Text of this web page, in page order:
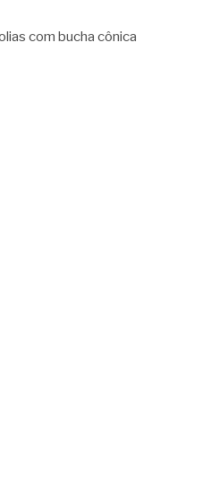
com bucha cônica